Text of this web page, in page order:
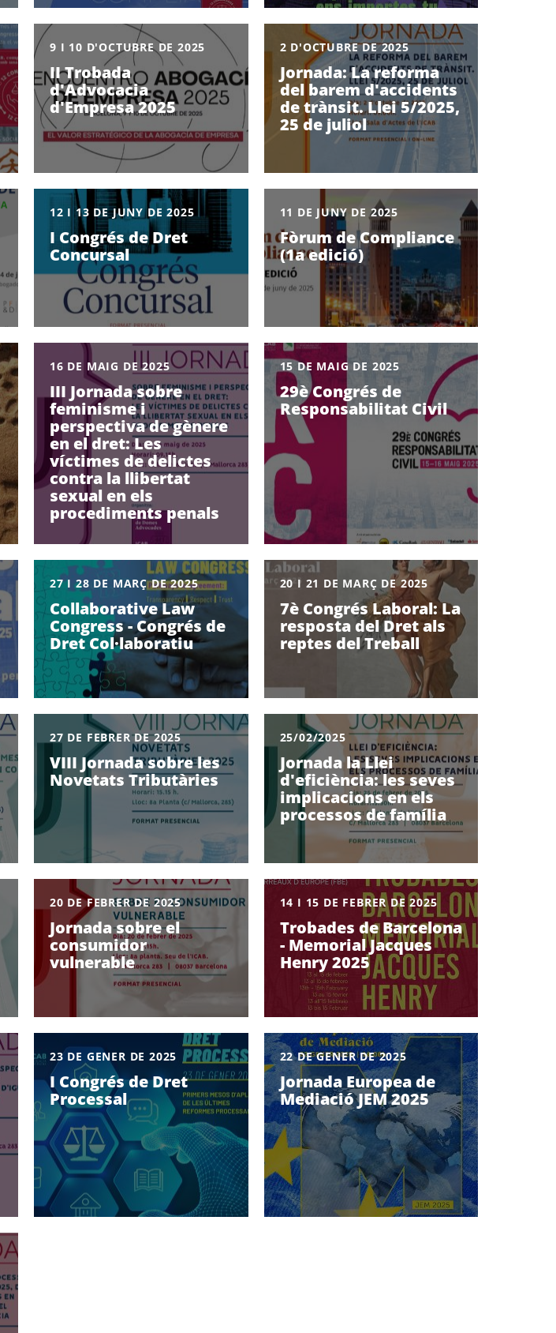
9 I 10 D'OCTUBRE DE 2025
II Trobada
d'Advocacia
d'Empresa 2025
2 D'OCTUBRE DE 2025
Jornada: La reforma
del barem d'accidents
de trànsit. Llei 5/2025,
25 de juliol
12 I 13 DE JUNY DE 2025
I Congrés de Dret
Concursal
11 DE JUNY DE 2025
Fòrum de Compliance
(1a edició)
16 DE MAIG DE 2025
III Jornada sobre
feminisme i
perspectiva de gènere
en el dret: Les
víctimes de delictes
contra la llibertat
sexual en els
procediments penals
15 DE MAIG DE 2025
29è Congrés de
Responsabilitat Civil
27 I 28 DE MARÇ DE 2025
Collaborative Law
Congress - Congrés de
Dret Col·laboratiu
20 I 21 DE MARÇ DE 2025
7è Congrés Laboral: La
resposta del Dret als
reptes del Treball
27 DE FEBRER DE 2025
VIII Jornada sobre les
Novetats Tributàries
25/02/2025
Jornada la Llei
d'eficiència: les seves
implicacions en els
processos de família
20 DE FEBRER DE 2025
Jornada sobre el
consumidor
vulnerable
14 I 15 DE FEBRER DE 2025
Trobades de Barcelona
- Memorial Jacques
Henry 2025
23 DE GENER DE 2025
I Congrés de Dret
Processal
22 DE GENER DE 2025
Jornada Europea de
Mediació JEM 2025